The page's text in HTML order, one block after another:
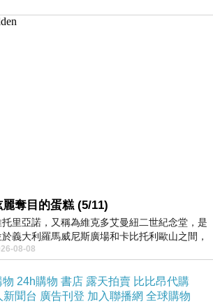
麗奪目的蛋糕 (5/11)
托里亞諾，又稱為維克多艾曼紐二世紀念堂，是
於義大利羅馬威尼斯廣場和卡比托利歐山之間，
以紀念統一義大利統一後的的第一位國
08-08
物 24h購物 書店 露天拍賣 比比昂代購
新聞台 廣告刊登 加入聯播網 全球購物